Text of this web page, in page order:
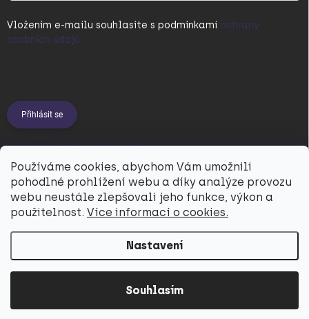
Používáme cookies, abychom Vám umožnili
pohodlné prohlížení webu a díky analýze provozu
webu neustále zlepšovali jeho funkce, výkon a
použitelnost. Více informací o cookies.
Nastavení
Souhlasím
Vložením e-mailu souhlasíte s podmínkami ochrany
osobních údajů
Přihlásit se
PŘIJÍMÁME ONLINE PLATBY
Utukutu. Všechna práva vyhrazena.